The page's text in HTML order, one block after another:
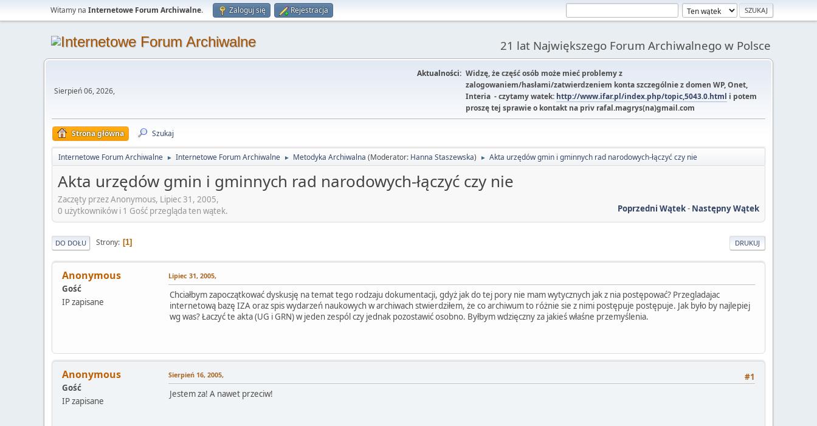
Witamy na Internetowe Forum Archiwalne. Zaloguj się Rejestracja
21 lat Największego Forum Archiwalnego w Polsce
Sierpień 06, 2026,
Aktualności: Widzę, że część osób może mieć problemy z
zalogowaniem/hasłami/zatwierdzeniem konta szczególnie z domen WP, Onet,
Interia - czytamy watek: http://www.ifar.pl/index.php/topic,5043.0.html i potem
proszę tej sprawie o kontakt na priv rafal.magrys(na)gmail.com
Strona główna Szukaj
Internetowe Forum Archiwalne ► Internetowe Forum Archiwalne ► Metodyka Archiwalna (Moderator: Hanna Staszewska) ► Akta urzędów gmin i gminnych rad narodowych-łączyć czy nie
Akta urzędów gmin i gminnych rad narodowych-łączyć czy nie
Zaczęty przez Anonymous, Lipiec 31, 2005,
Poprzedni Wątek- Następny Wątek
0 użytkowników i 1 Gość przegląda ten wątek.
DRUKUJ
DO DOŁU Strony 1
Anonymous
Gość
IP zapisane
Lipiec 31, 2005,
Chciałbym zapoczątkować dyskusję na temat tego rodzaju dokumentacji, gdyż jak do tej pory nie mam wytycznych jak z nia postępować? Przegladajac
internetową bazę IZA oraz spis wydarzeń naukowych w archiwach stwierdziłem, że co archiwum to różnie sie z nimi postępuje postępuje. Jak było by najlepiej
wg was? Łaczyć te akta (UG i GRN) w jeden zespól czy jednak pozostawić osobno. Byłbym wdzięczny za jakieś właśne przemyślenia.
Anonymous
Gość
IP zapisane
#1
Sierpień 16, 2005,
Jestem za! A nawet przeciw!